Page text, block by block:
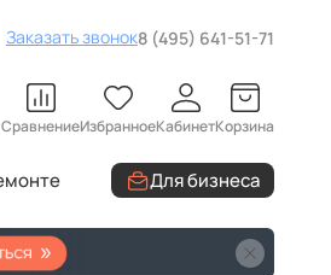
Заказать звонок8 (495) 641-51-71
СравнениеИзбранноеКабинетКорзина
Для бизнеса